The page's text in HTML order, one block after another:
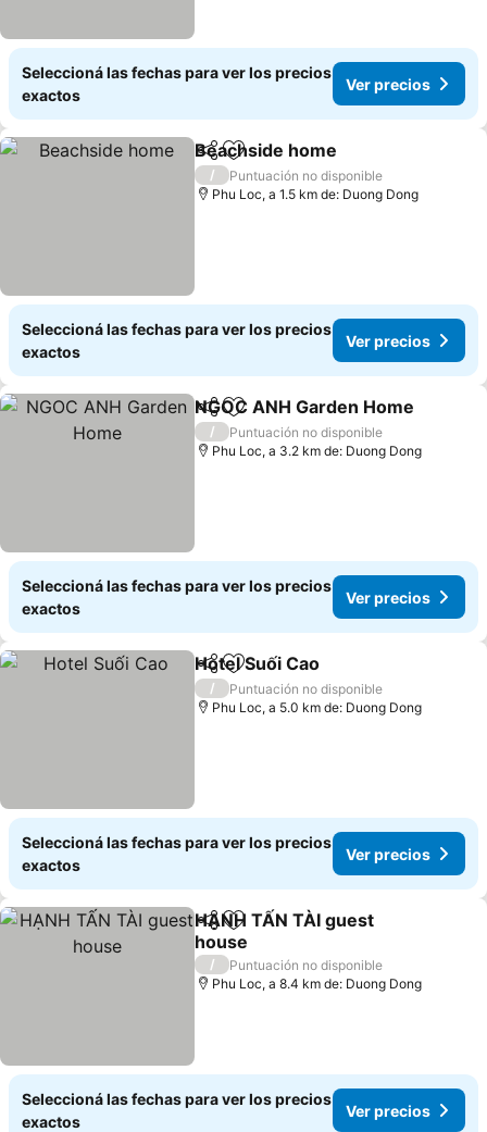
Seleccioná las fechas para ver los precios
exactos
Ver precios
CompartirAñadir a favoritos
Beachside home
/
Puntuación no disponible
Phu Loc, a 1.5 km de: Duong Dong
Seleccioná las fechas para ver los precios
exactos
Ver precios
CompartirAñadir a favoritos
NGOC ANH Garden Home
/
Puntuación no disponible
Phu Loc, a 3.2 km de: Duong Dong
Seleccioná las fechas para ver los precios
exactos
Ver precios
CompartirAñadir a favoritos
Hotel Suối Cao
/
Puntuación no disponible
Phu Loc, a 5.0 km de: Duong Dong
Seleccioná las fechas para ver los precios
exactos
Ver precios
CompartirAñadir a favoritos
HẠNH TẤN TÀI guest
house
/
Puntuación no disponible
Phu Loc, a 8.4 km de: Duong Dong
Seleccioná las fechas para ver los precios
exactos
Ver precios